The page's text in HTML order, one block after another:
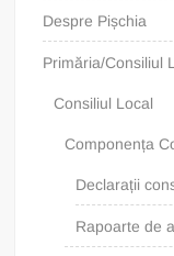
Despre Pișchia
Primăria/Consiliul
Consiliul Local
Componența
Declarații
Rapoarte de